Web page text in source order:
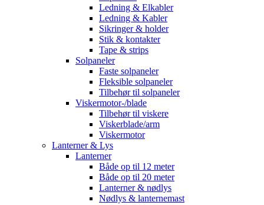
Ledning & Elkabler
Ledning & Kabler
Sikringer & holder
Stik & kontakter
Tape & strips
Solpaneler
Faste solpaneler
Fleksible solpaneler
Tilbehør til solpaneler
Viskermotor-/blade
Tilbehør til viskere
Viskerblade/arm
Viskermotor
Lanterner & Lys
Lanterner
Både op til 12 meter
Både op til 20 meter
Lanterner & nødlys
Nødlys & lanternemast